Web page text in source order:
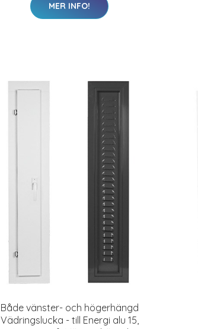
MER INFO!
Både vänster- och högerhängd
Vädringslucka - till Energi alu 15,